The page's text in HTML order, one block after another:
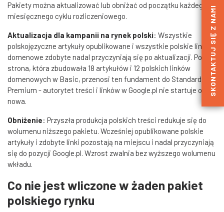
Pakiety można aktualizować lub obniżać od początku każdego
miesięcznego cyklu rozliczeniowego.
Aktualizacja dla kampanii na rynek polski: Wszystkie
polskojęzyczne artykuły opublikowane i wszystkie polskie linki
domenowe zdobyte nadal przyczyniają się po aktualizacji. Polska
strona, która zbudowała 18 artykułów i 12 polskich linków
domenowych w Basic, przenosi ten fundament do Standard lub
Premium - autorytet treści i linków w Google.pl nie startuje od
nowa.
Obniżenie: Przyszła produkcja polskich treści redukuje się do
wolumenu niższego pakietu. Wcześniej opublikowane polskie
artykuły i zdobyte linki pozostają na miejscu i nadal przyczyniają
się do pozycji Google.pl. Wzrost zwalnia bez wyższego wolumenu
wkładu.
Co nie jest wliczone w żaden pakiet
polskiego rynku
SKONTAKTUJ SIĘ Z NAMI